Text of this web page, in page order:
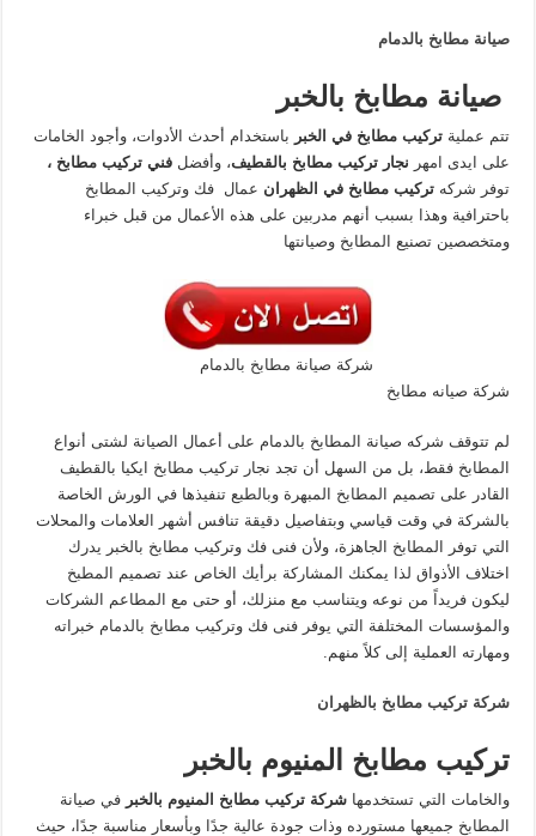
صيانة مطابخ بالدمام
صيانة مطابخ بالخبر
تتم عمليةتركيب مطابخ في الخبر باستخدام أحدث الأدوات، وأجود الخامات
على ايدى امهر نجار تركيب مطابخ بالقطيف، وأفضلفني تركيب مطابخ ،
توفر شركهتركيب مطابخ في الظهران عمال فك وتركيب المطابخ
باحترافية وهذا بسبب أنهم مدربين على هذه الأعمال من قبل خبراء
ومتخصصين تصنيع المطابخ وصيانتها
شركة صيانة مطابخ بالدمام
شركة صيانه مطابخ
لم تتوقف شركه صيانة المطابخ بالدمام على أعمال الصيانة لشتى أنواع
المطابخ فقط، بل من السهل أن تجد نجار تركيب مطابخ ايكيا بالقطيف
القادر على تصميم المطابخ المبهرة وبالطبع تنفيذها في الورش الخاصة
بالشركة في وقت قياسي وبتفاصيل دقيقة تنافس أشهر العلامات والمحلات
التي توفر المطابخ الجاهزة، ولأن فنى فك وتركيب مطابخ بالخبر يدرك
اختلاف الأذواق لذا يمكنك المشاركة برأيك الخاص عند تصميم المطبخ
ليكون فريداً من نوعه ويتناسب مع منزلك، أو حتى مع المطاعم الشركات
والمؤسسات المختلفة التي يوفر فنى فك وتركيب مطابخ بالدمام خبراته
ومهارته العملية إلى كلاً منهم.
شركة تركيب مطابخ بالظهران
تركيب مطابخ المنيوم بالخبر
والخامات التي تستخدمهاشركة تركيب مطابخ المنيوم بالخبر في صيانة
المطابخ جميعها مستورده وذات جودة عالية جدًا وبأسعار مناسبة جدًا، حيث